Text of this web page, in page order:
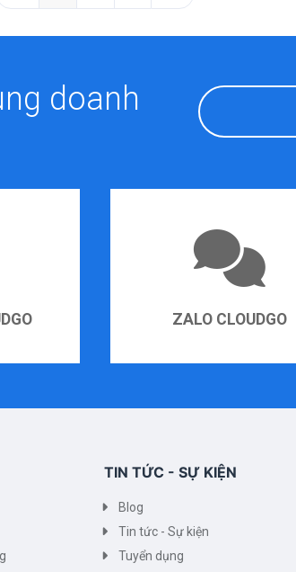
doanh
ZALO CLOUDGO
TIN TỨC - SỰ KIỆN
Blog
Tin tức - Sự kiện
Tuyển dụng